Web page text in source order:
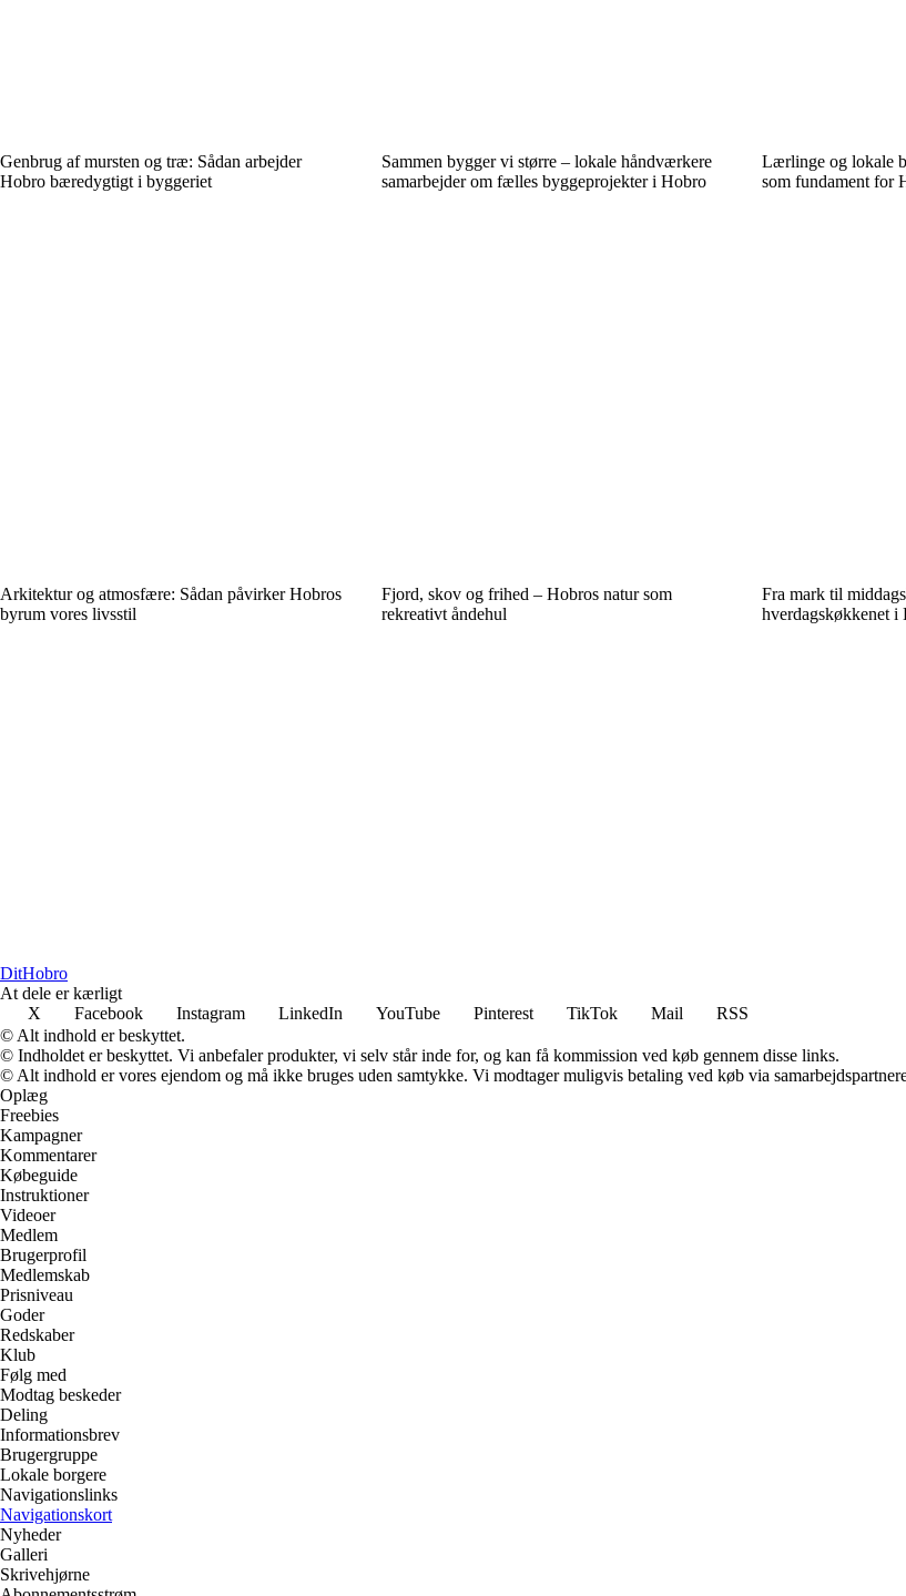
Genbrug af mursten og træ: Sådan arbejder
Hobro bæredygtigt i byggeriet
Sammen bygger vi større – lokale håndværkere
samarbejder om fælles byggeprojekter i Hobro
Lærlinge og lokale
som fundament for
Arkitektur og atmosfære: Sådan påvirker Hobros
byrum vores livsstil
Fjord, skov og frihed – Hobros natur som
rekreativt åndehul
Fra mark til
hverdagskøkkenet i
DitHobro
At dele er kærligt
X
Facebook Instagram LinkedIn YouTube Pinterest TikTok Mail
RSS
© Alt indhold er beskyttet.
© Indholdet er beskyttet. Vi anbefaler produkter, vi selv står inde for, og kan få kommission ved køb gennem disse links.
© Alt indhold er vores ejendom og må ikke bruges uden samtykke. Vi modtager muligvis betaling ved køb via
Oplæg
Freebies
Kampagner
Kommentarer
Købeguide
Instruktioner
Videoer
Medlem
Brugerprofil
Medlemskab
Prisniveau
Goder
Redskaber
Klub
Følg med
Modtag beskeder
Deling
Informationsbrev
Brugergruppe
Lokale borgere
Navigationslinks
Navigationskort
Nyheder
Galleri
Skrivehjørne